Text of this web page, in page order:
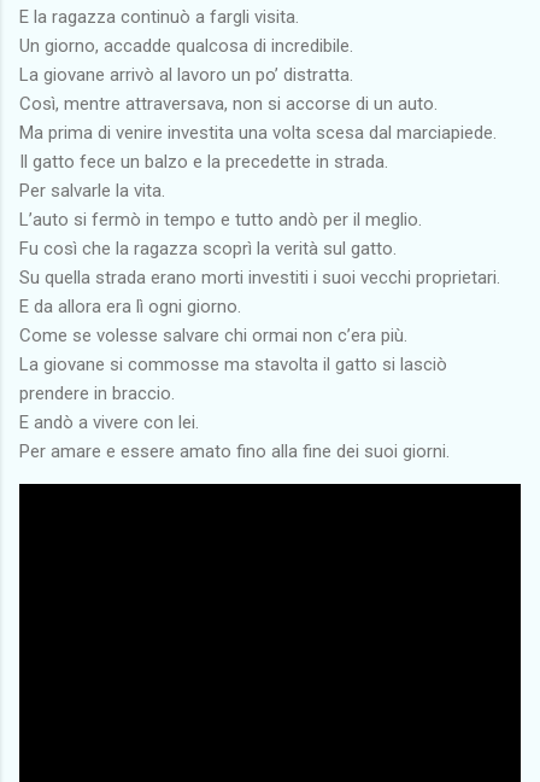
E la ragazza continuò a fargli visita.
Un giorno, accadde qualcosa di incredibile.
La giovane arrivò al lavoro un po’ distratta.
Così, mentre attraversava, non si accorse di un auto.
Ma prima di venire investita una volta scesa dal marciapiede.
Il gatto fece un balzo e la precedette in strada.
Per salvarle la vita.
L’auto si fermò in tempo e tutto andò per il meglio.
Fu così che la ragazza scoprì la verità sul gatto.
Su quella strada erano morti investiti i suoi vecchi proprietari.
E da allora era lì ogni giorno.
Come se volesse salvare chi ormai non c’era più.
La giovane si commosse ma stavolta il gatto si lasciò
prendere in braccio.
E andò a vivere con lei.
Per amare e essere amato fino alla fine dei suoi giorni.